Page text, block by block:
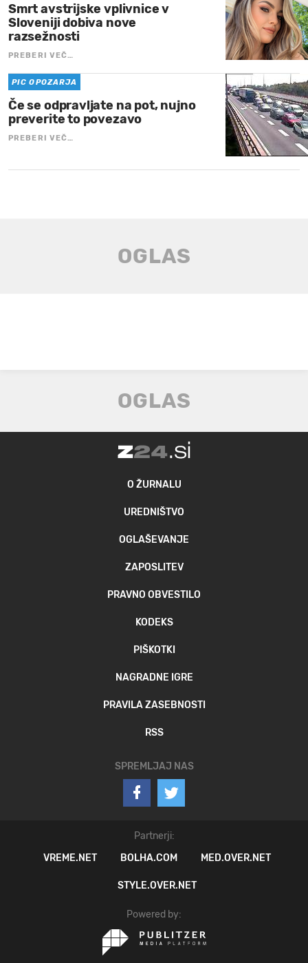
Smrt avstrijske vplivnice v
Sloveniji dobiva nove
razsežnosti
PREBERI VEČ…
PIC OPOZARJA
Če se odpravljate na pot, nujno
preverite to povezavo
PREBERI VEČ…
O ŽURNALU
UREDNIŠTVO
OGLAŠEVANJE
ZAPOSLITEV
PRAVNO OBVESTILO
KODEKS
PIŠKOTKI
NAGRADNE IGRE
PRAVILA ZASEBNOSTI
RSS
SPREMLJAJ NAS
Partnerji:
VREME.NET
BOLHA.COM MED.OVER.NET
STYLE.OVER.NET
Powered by: